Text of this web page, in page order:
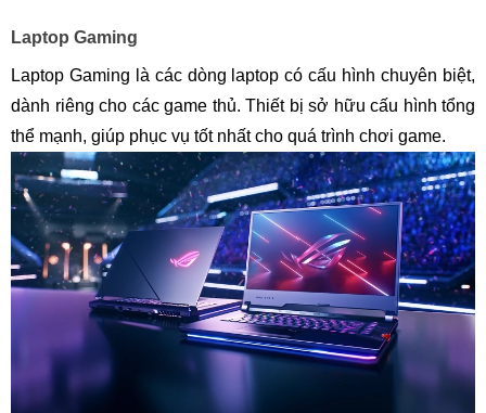
Laptop Gaming
Laptop Gaming là các dòng laptop có cấu hình chuyên biệt,
dành riêng cho các game thủ. Thiết bị sở hữu cấu hình tổng
thể mạnh, giúp phục vụ tốt nhất cho quá trình chơi game.